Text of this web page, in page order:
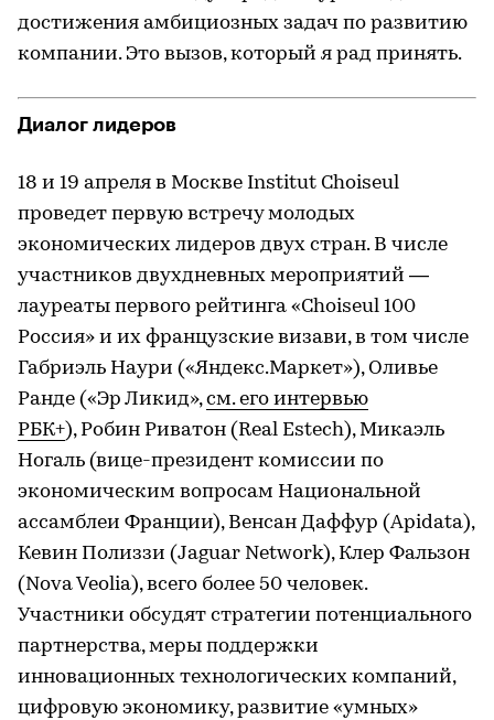
достижения амбициозных задач по развитию
компании. Это вызов, который я рад принять.
Диалог лидеров
18 и 19 апреля в Москве Institut Choiseul
проведет первую встречу молодых
экономических лидеров двух стран. В числе
участников двухдневных мероприятий —
лауреаты первого рейтинга «Choiseul 100
Россия» и их французские визави, в том числе
Габриэль Наури («Яндекс.Маркет»), Оливье
Ранде («Эр Ликид»,см. его интервью
РБК+), Робин Риватон (Real Estech), Микаэль
Ногаль (вице-президент комиссии по
экономическим вопросам Национальной
ассамблеи Франции), Венсан Даффур (Apidata),
Кевин Полиззи (Jaguar Network), Клер Фальзон
(Nova Veolia), всего более 50 человек.
Участники обсудят стратегии потенциального
партнерства, меры поддержки
инновационных технологических компаний,
цифровую экономику, развитие «умных»